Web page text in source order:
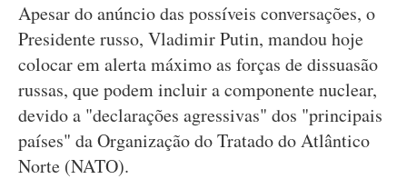
Apesar do anúncio das possíveis conversações, o
Presidente russo, Vladimir Putin, mandou hoje
colocar em alerta máximo as forças de dissuasão
russas, que podem incluir a componente nuclear,
devido a "declarações agressivas" dos "principais
países" da Organização do Tratado do Atlântico
Norte (NATO).